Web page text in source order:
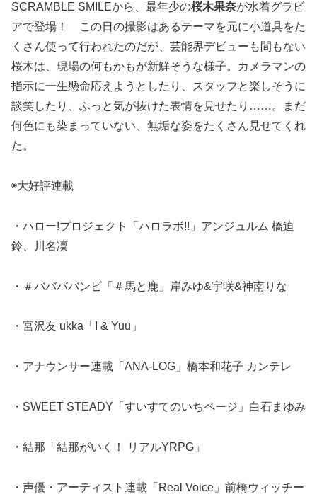
SCRAMBLE SMILEから、最年少の桜木果奈が水着グラビ
アで登場！ この日の撮影はあるテーマを元に小道具をた
くさん使って行われたのだが、芸能界デビューも間もない
桜木は、現場の何もかもが新鮮そうな様子。カメラマンの
指示に一生懸命応えようとしたり、スタッフと楽しそうに
談笑したり、ふっと気が抜けた表情を見せたり……。まだ
何色にも染まっていない、無垢な姿をたくさん見せてくれ
た。
◉大好評連載
・ハロー!プロジェクト「ハロラボ!!」アンジュルム 橋迫
鈴、川名凜
・＃ババババンビ「＃馬と鹿」岸みゆ&宇咲&神南りな
・宮沢友 ukka「I & Yuu」
・アナウンサー連載「ANA-LOG」橋本和花子 カンテレ
・SWEET STEADY「すいすてのいちページ」白石まゆみ
・結那「結那がいく！ リアルYRPG」
・声優・アーティスト連載「Real Voice」前橋ウィッチー